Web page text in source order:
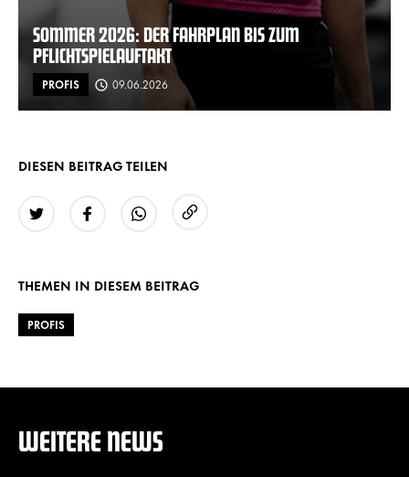
SOMMER 2026: DER FAHRPLAN BIS ZUM
PFLICHTSPIELAUFTAKT
PROFIS 09.06.2026
DIESEN BEITRAG TEILEN
THEMEN IN DIESEM BEITRAG
PROFIS
WEITERE NEWS